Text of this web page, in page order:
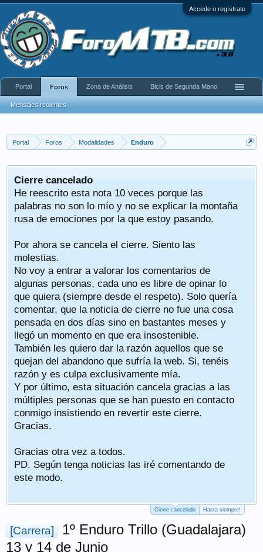
Accede o regístrate
Portal Foros Modalidades Enduro
Cierre cancelado
He reescrito esta nota 10 veces porque las
palabras no son lo mío y no se explicar la montaña
rusa de emociones por la que estoy pasando.
Por ahora se cancela el cierre. Siento las
molestias.
No voy a entrar a valorar los comentarios de
algunas personas, cada uno es libre de opinar lo
que quiera (siempre desde el respeto). Solo quería
comentar, que la noticia de cierre no fue una cosa
pensada en dos días sino en bastantes meses y
llegó un momento en que era insostenible.
También les quiero dar la razón aquellos que se
quejan del abandono que sufría la web. Si, tenéis
razón y es culpa exclusivamente mía.
Y por último, esta situación cancela gracias a las
múltiples personas que se han puesto en contacto
conmigo insistiendo en revertir este cierre.
Gracias.
Gracias otra vez a todos.
PD. Según tenga noticias las iré comentando de
este modo.
Cierre cancelado Hasta siempre!
[Carrera]
1º Enduro Trillo (Guadalajara)
13 y 14 de Junio
Portal Foros
Mensajes recientes
Zona de Análisis Bicis de Segunda Mano